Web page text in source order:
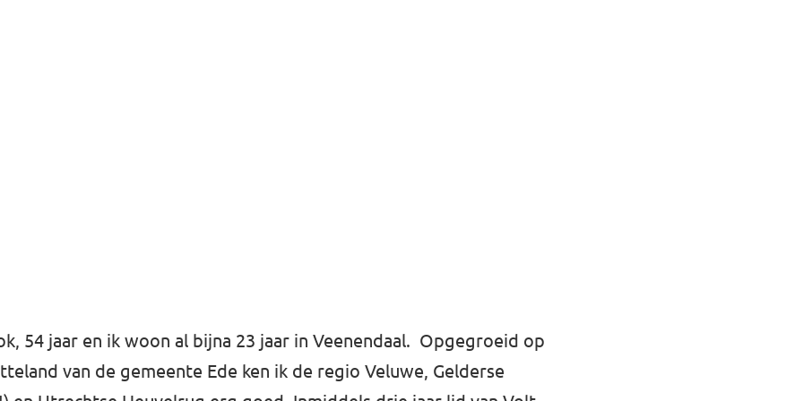
54 jaar en ik woon al bijna 23 jaar in Veenendaal. Opgegroeid op
van de gemeente Ede ken ik de regio Veluwe, Gelderse